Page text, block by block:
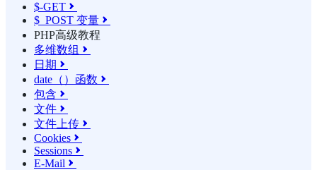
$-GET 
$_POST 变量 
PHP高级教程
多维数组 
日期 
date（）函数 
包含 
文件 
文件上传 
Cookies 
Sessions 
E-Mail 